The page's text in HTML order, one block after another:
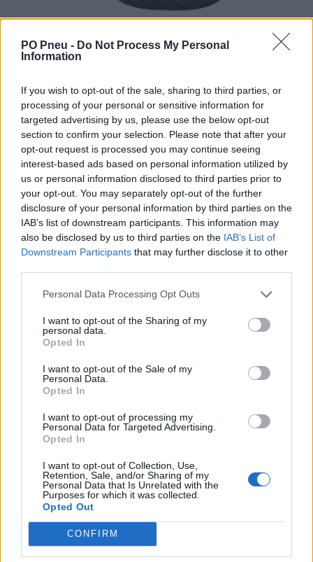
PO Pneu - Do Not Process My Personal
Information
If you wish to opt-out of the sale, sharing to third parties, or
processing of your personal or sensitive information for
targeted advertising by us, please use the below opt-out
section to confirm your selection. Please note that after your
opt-out request is processed you may continue seeing
interest-based ads based on personal information utilized by
us or personal information disclosed to third parties prior to
your opt-out. You may separately opt-out of the further
disclosure of your personal information by third parties on the
IAB’s list of downstream participants. This information may
also be disclosed by us to third parties on the IAB’s List of
Downstream Participants that may further disclose it to other
Personal Data Processing Opt Outs
I want to opt-out of the Sharing of my
personal data.
Opted In
I want to opt-out of the Sale of my
Personal Data.
Opted In
I want to opt-out of processing my
Personal Data for Targeted Advertising.
Opted In
I want to opt-out of Collection, Use,
Retention, Sale, and/or Sharing of my
Personal Data that Is Unrelated with the
Purposes for which it was collected.
Opted Out
CONFIRM
109,87 € 196,19 €
- +
Séria/Značka:
Hankook
Kód:
8808563285351
24 mesiacov
50 cm
Brzdiaca vzdialenosť:
C
Druh pneumatiky:
EU smernica:
1222/2009
Hlučnosť:
V
Konštrukcia:
Radiální
111.00
17
Priľnavosť na mokru:
C
Profil:
50